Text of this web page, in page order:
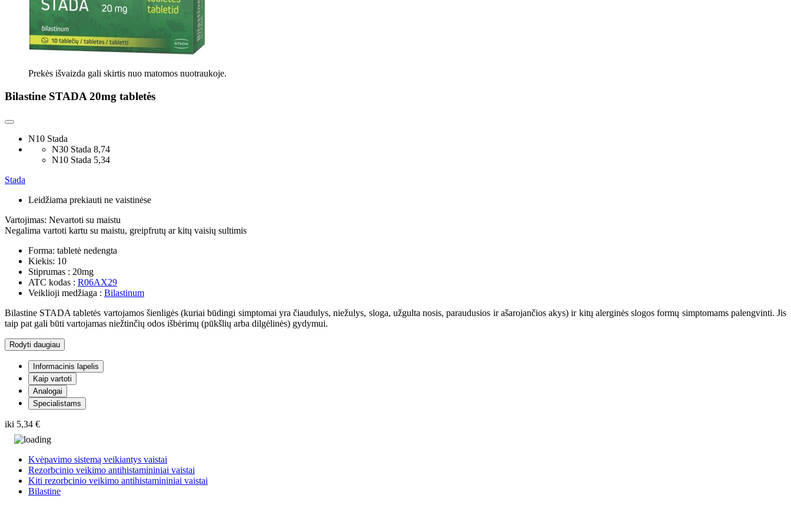
Prekės išvaizda gali skirtis nuo matomos nuotraukoje.
Bilastine STADA 20mg tabletės
N10 Stada
N30 Stada 8,74
N10 Stada 5,34
Stada
Leidžiama prekiauti ne vaistinėse
Vartojimas: Nevartoti su maistu
Negalima vartoti kartu su maistu, greipfrutų ar kitų vaisių sultimis
Forma: tabletė nedengta
Kiekis: 10
Stiprumas : 20mg
ATC kodas : R06AX29
Veiklioji medžiaga : Bilastinum
Bilastine STADA tabletės vartojamos šienligės (kuriai būdingi simptomai yra čiaudulys, niežulys, sloga, užgulta nosis, paraudusios ir ašarojančios akys) ir kitų alerginės slogos formų simptomams palengvinti. Jis
taip pat gali būti vartojamas niežtinčių odos išbėrimų (pūkšlių arba dilgėlinės) gydymui.
Rodyti daugiau
Informacinis lapelis
Kaip vartoti
Analogai
Specialistams
iki 5,34 €
Kvėpavimo sistemą veikiantys vaistai
Rezorbcinio veikimo antihistamininiai vaistai
Kiti rezorbcinio veikimo antihistamininiai vaistai
Bilastine